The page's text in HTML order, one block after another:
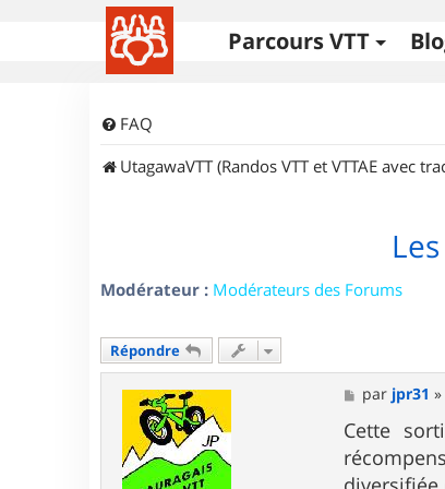
Parcours VTT
FAQ
UtagawaVTT (Randos VTT et VTTAE avec
Modérateur : Modérateurs des Forums
Répondre
M
e
s
s
a
g
par jpr31
Cette